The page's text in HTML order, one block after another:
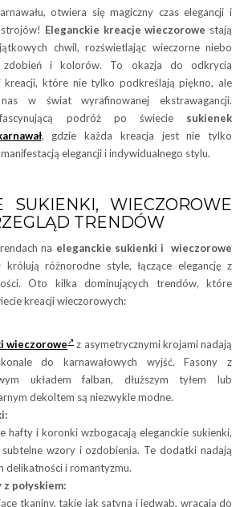
otwiera się magiczny czas elegancji i
Eleganckie kreacje wieczorowe stają
chwil, rozświetlając wieczorne niebo
zdobień i kolorów. To okazja do odkrycia
kreacji, które nie tylko podkreślają piękno, ale
w świat wyrafinowanej ekstrawagancji.
podróż po świeciesukienek
, gdzie każda kreacja jest nie tylko
elegancji i indywidualnego stylu.
SUKIENKI, WIECZOROWE
TRENDÓW
na eleganckie sukienki i wieczorowe
królują różnorodne style, łączące elegancję z
Oto kilka dominujących trendów, które
kreacji wieczorowych:
wieczorowe z asymetrycznymi krojami nadają
do karnawałowych wyjść. Fasony z
układem falban, dłuższym tyłem lub
dekoltem są niezwykle modne.
hafty i koronki wzbogacają eleganckie sukienki,
wzory i ozdobienia. Te dodatki nadają
delikatności i romantyzmu.
połyskiem:
tkaniny, takie jak satyna i jedwab, wracają do